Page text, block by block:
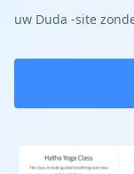
uw Duda -site